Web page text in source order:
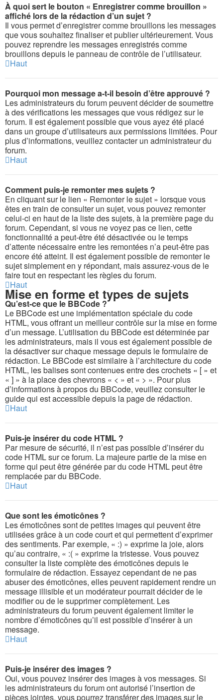
À quoi sert le bouton « Enregistrer comme brouillon »
affiché lors de la rédaction d’un sujet ?
Il vous permet d’enregistrer comme brouillons les messages
que vous souhaitez finaliser et publier ultérieurement. Vous
pouvez reprendre les messages enregistrés comme
brouillons depuis le panneau de contrôle de l’utilisateur.
Haut
Pourquoi mon message a-t-il besoin d’être approuvé ?
Les administrateurs du forum peuvent décider de soumettre
à des vérifications les messages que vous rédigez sur le
forum. Il est également possible que vous ayez été placé
dans un groupe d’utilisateurs aux permissions limitées. Pour
plus d’informations, veuillez contacter un administrateur du
forum.
Haut
Comment puis-je remonter mes sujets ?
En cliquant sur le lien « Remonter le sujet » lorsque vous
êtes en train de consulter un sujet, vous pouvez remonter
celui-ci en haut de la liste des sujets, à la première page du
forum. Cependant, si vous ne voyez pas ce lien, cette
fonctionnalité a peut-être été désactivée ou le temps
d’attente nécessaire entre les remontées n’a peut-être pas
encore été atteint. Il est également possible de remonter le
sujet simplement en y répondant, mais assurez-vous de le
faire tout en respectant les règles du forum.
Haut
Mise en forme et types de sujets
Qu’est-ce que le BBCode ?
Le BBCode est une implémentation spéciale du code
HTML, vous offrant un meilleur contrôle sur la mise en forme
d’un message. L’utilisation du BBCode est déterminée par
les administrateurs, mais il vous est également possible de
la désactiver sur chaque message depuis le formulaire de
rédaction. Le BBCode est similaire à l’architecture du code
HTML, les balises sont contenues entre des crochets « [ » et
« ] » à la place des chevrons « < » et « > ». Pour plus
d’informations à propos du BBCode, veuillez consulter le
guide qui est accessible depuis la page de rédaction.
Haut
Puis-je insérer du code HTML ?
Par mesure de sécurité, il n’est pas possible d’insérer du
code HTML sur ce forum. La majeure partie de la mise en
forme qui peut être générée par du code HTML peut être
remplacée par du BBCode.
Haut
Que sont les émoticônes ?
Les émoticônes sont de petites images qui peuvent être
utilisées grâce à un code court et qui permettent d’exprimer
des sentiments. Par exemple, « :) » exprime la joie, alors
qu’au contraire, « :( » exprime la tristesse. Vous pouvez
consulter la liste complète des émoticônes depuis le
formulaire de rédaction. Essayez cependant de ne pas
abuser des émoticônes, elles peuvent rapidement rendre un
message illisible et un modérateur pourrait décider de le
modifier ou de le supprimer complètement. Les
administrateurs du forum peuvent également limiter le
nombre d’émoticônes qu’il est possible d’insérer à un
message.
Haut
Puis-je insérer des images ?
Oui, vous pouvez insérer des images à vos messages. Si
les administrateurs du forum ont autorisé l’insertion de
pièces jointes, vous pourrez transférer des images sur le